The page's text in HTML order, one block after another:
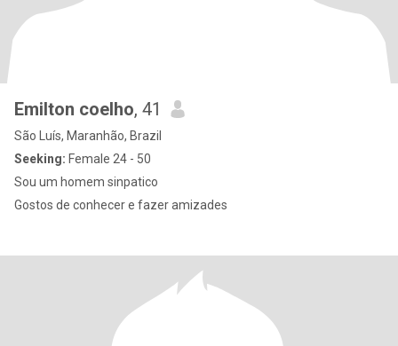
Emilton coelho, 41
São Luís, Maranhão, Brazil
Seeking: Female 24 - 50
Sou um homem sinpatico
Gostos de conhecer e fazer amizades